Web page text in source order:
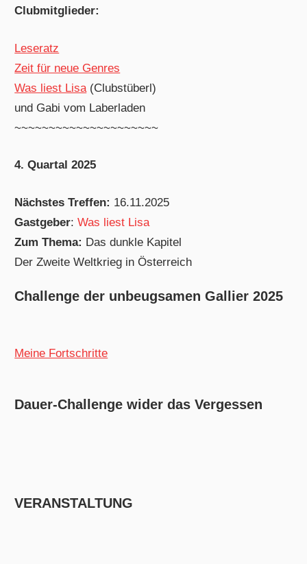
Clubmitglieder:
Leseratz
Zeit für neue Genres
Was liest Lisa(Clubstüberl)
und Gabi vom Laberladen
~~~~~~~~~~~~~~~~~~~~~
4. Quartal 2025
Nächstes Treffen: 16.11.2025
Gastgeber:Was liest Lisa
Zum Thema: Das dunkle Kapitel
Der Zweite Weltkrieg in Österreich
Challenge der unbeugsamen Gallier 2025
Meine Fortschritte
Dauer-Challenge wider das Vergessen
VERANSTALTUNG